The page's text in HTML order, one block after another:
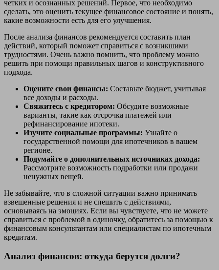
четких и осознанных решений. Первое, что необходимо
сделать, это оценить текущее финансовое состояние и понять,
какие возможности есть для его улучшения.
После анализа финансов рекомендуется составить план
действий, который поможет справиться с возникшими
трудностями. Очень важно помнить, что проблему можно
решить при помощи правильных шагов и конструктивного
подхода.
Оцените свои финансы: Составьте бюджет, учитывая
все доходы и расходы.
Свяжитесь с кредитором: Обсудите возможные
варианты, такие как отсрочка платежей или
рефинансирование ипотеки.
Изучите социальные программы: Узнайте о
государственной помощи для ипотечников в вашем
регионе.
Подумайте о дополнительных источниках дохода:
Рассмотрите возможность подработки или продажи
ненужных вещей.
Не забывайте, что в сложной ситуации важно принимать
взвешенные решения и не спешить с действиями,
основываясь на эмоциях. Если вы чувствуете, что не можете
справиться с проблемой в одиночку, обратитесь за помощью к
финансовым консультантам или специалистам по ипотечным
кредитам.
Анализ финансов: откуда берутся долги?